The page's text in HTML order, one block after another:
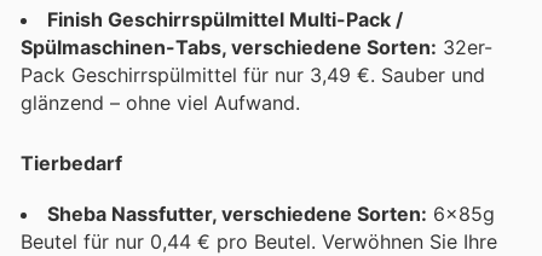
Finish Geschirrspülmittel Multi-Pack /
Spülmaschinen-Tabs, verschiedene Sorten: 32er-
Pack Geschirrspülmittel für nur 3,49 €. Sauber und
glänzend – ohne viel Aufwand.
Tierbedarf
Sheba Nassfutter, verschiedene Sorten: 6x85g
Beutel für nur 0,44 € pro Beutel. Verwöhnen Sie Ihre